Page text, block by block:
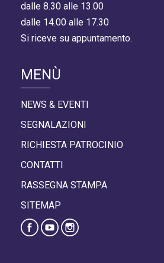
dalle 8.30 alle 13.00
dalle 14.00 alle 17.30
Si riceve su appuntamento.
MENÙ
NEWS & EVENTI
SEGNALAZIONI
RICHIESTA PATROCINIO
CONTATTI
RASSEGNA STAMPA
SITEMAP